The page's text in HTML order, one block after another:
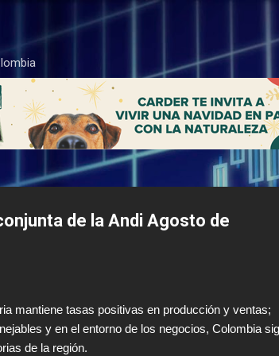
Ir al contenido principal
de la Andi Agosto de
mantiene tasas positivas en producción y ventas;
y en el entorno de los negocios, Colombia
de la región.